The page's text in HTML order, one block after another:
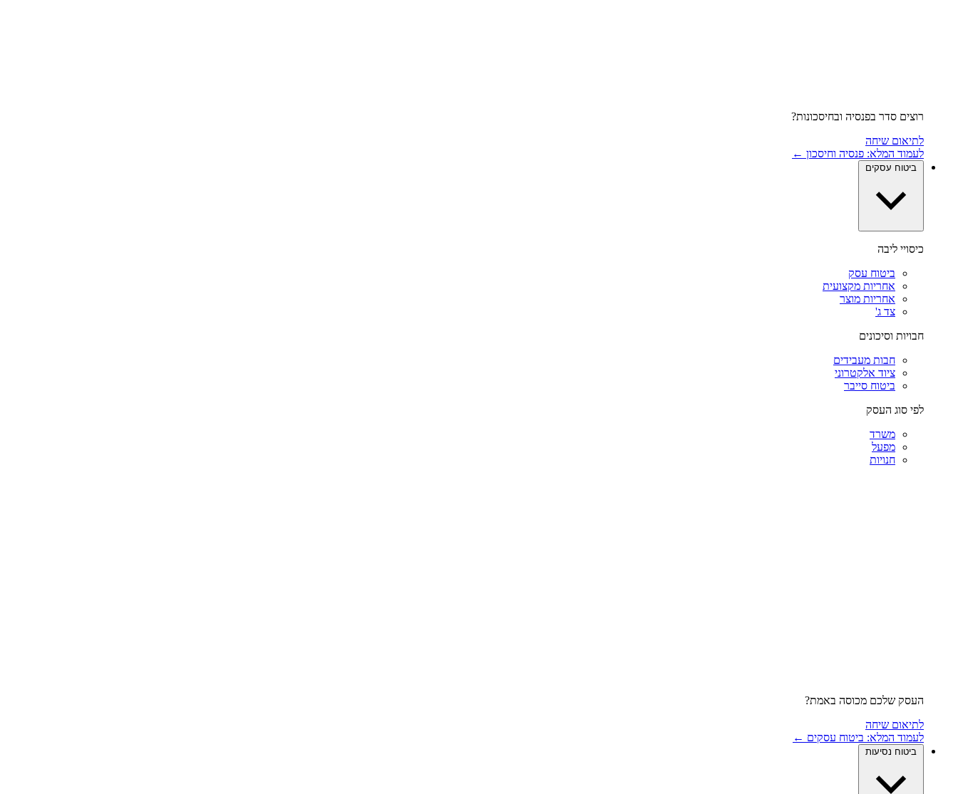
רוצים סדר בפנסיה ובחיסכונות?
לתיאום שיחה
לעמוד המלא: פנסיה וחיסכון ←
ביטוח עסקים
כיסויי ליבה
ביטוח עסק
אחריות מקצועית
אחריות מוצר
צד ג'
חבויות וסיכונים
חבות מעבידים
ציוד אלקטרוני
ביטוח סייבר
לפי סוג העסק
משרד
מפעל
חנויות
העסק שלכם מכוסה באמת?
לתיאום שיחה
לעמוד המלא: ביטוח עסקים ←
ביטוח נסיעות